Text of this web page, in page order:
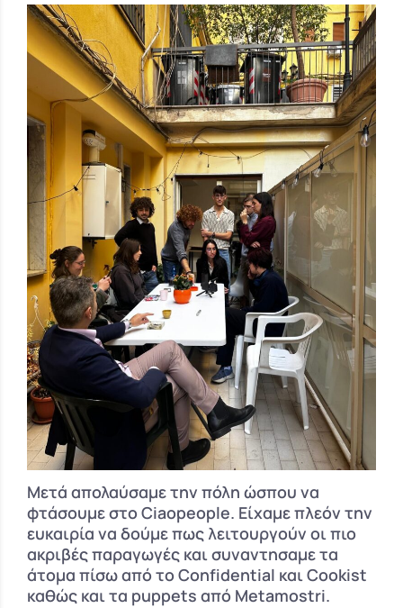
Μετά απολαύσαμε την πόλη ώσπου να
φτάσουμε στο Ciaopeople. Είχαμε πλεόν την
ευκαιρία να δούμε πως λειτουργούν οι πιο
ακριβές παραγωγές και συναντησαμε τα
άτομα πίσω από το Confidential και Cookist
καθώς και τα puppets από Metamostri.